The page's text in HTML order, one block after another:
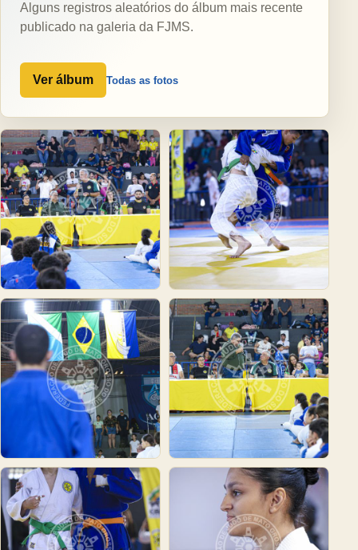
Alguns registros aleatórios do álbum mais recente
publicado na galeria da FJMS.
Ver álbum Todas as fotos